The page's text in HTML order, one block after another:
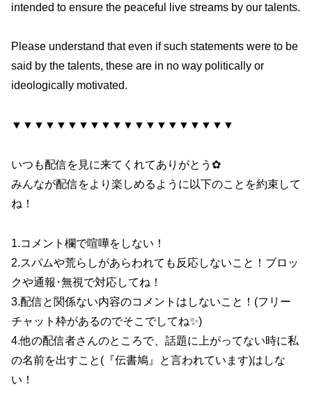
intended to ensure the peaceful live streams by our talents.
Please understand that even if such statements were to be
said by the talents, these are in no way politically or
ideologically motivated.
▼▼▼▼▼▼▼▼▼▼▼▼▼▼▼▼▼▼▼▼
いつも配信を見に来てくれてありがとう✿
みんなが配信をより楽しめるように以下のことを約束して
ね！
1.コメント欄で喧嘩をしない！
2.スパムや荒らしがあらわれても反応しないこと！ブロッ
クや通報･無視で対応してね！
3.配信と関係ない内容のコメントはしないこと！(フリー
チャット枠があるのでそこでしてね✨)
4.他の配信者さんのところで、話題に上がってない時に私
の名前を出すこと(『伝書鳩』と言われています)はしな
い！